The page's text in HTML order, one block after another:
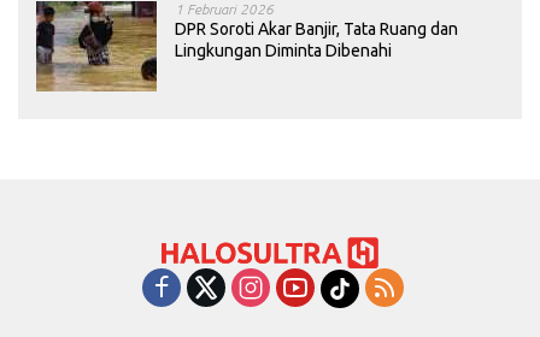
1 Februari 2026
DPR Soroti Akar Banjir, Tata Ruang dan
Lingkungan Diminta Dibenahi